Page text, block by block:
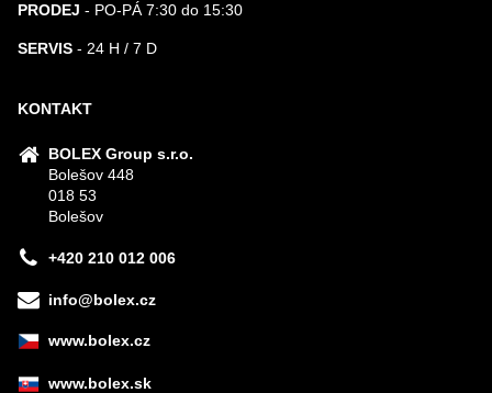
PRODEJ - PO-PÁ 7:30 do 15:30
SERVIS - 24 H / 7 D
KONTAKT
BOLEX Group s.r.o.
Bolešov 448
018 53
Bolešov
+420 210 012 006
info@bolex.cz
www.bolex.cz
www.bolex.sk